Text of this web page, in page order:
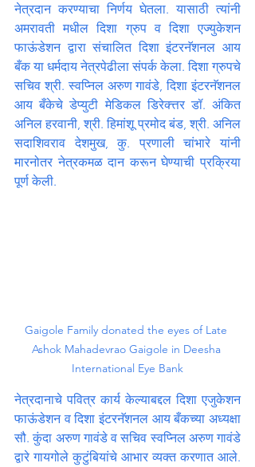
नेत्रदान करण्याचा निर्णय घेतला. यासाठी त्यांनी
अमरावती मधील दिशा ग्रुप व दिशा एज्युकेशन
फाऊंडेशन द्वारा संचालित दिशा इंटरनॅशनल आय
बँक या धर्मदाय नेत्रपेढीला संपर्क केला. दिशा ग्रुपचे
सचिव श्री. स्वप्निल अरुण गावंडे, दिशा इंटरनॅशनल
आय बँकेचे डेप्युटी मेडिकल डिरेक्त्तर डॉ. अंकित
अनिल हरवानी, श्री. हिमांशू प्रमोद बंड, श्री. अनिल
सदाशिवराव देशमुख, कु. प्रणाली चांभारे यांनी
मारनोतर नेत्रकमळ दान करून घेण्याची प्रक्रिया
पूर्ण केली.
Gaigole Family donated the eyes of Late
Ashok Mahadevrao Gaigole in Deesha
International Eye Bank
नेत्रदानाचे पवित्र कार्य केल्याबद्दल दिशा एजुकेशन
फाऊंडेशन व दिशा इंटरनॅशनल आय बँकच्या अध्यक्षा
सौ. कुंदा अरुण गावंडे व सचिव स्वप्निल अरुण गावंडे
द्वारे गायगोले कुटुंबियांचे आभार व्यक्त करणात आले.